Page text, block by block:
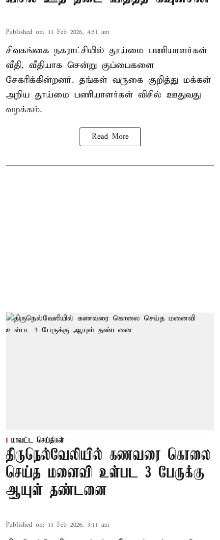
Published on: 11 Feb 2026, 4:51 am
சிவகங்கை நகராட்சியில் தூய்மை பணியாளர்கள்
வீதி, வீதியாக சென்று குப்பைகளை
சேகரிக்கின்றனர். தங்கள் வருகை குறித்து மக்கள்
அறிய தூய்மை பணியாளர்கள் விசில் ஊதுவது
வழக்கம்.
Read More
மாவட்ட செய்திகள்
திருநெல்வேலியில் கணவரை கொலை
செய்த மனைவி உள்பட 3 பேருக்கு
ஆயுள் தண்டனை
Published on: 11 Feb 2026, 3:11 am